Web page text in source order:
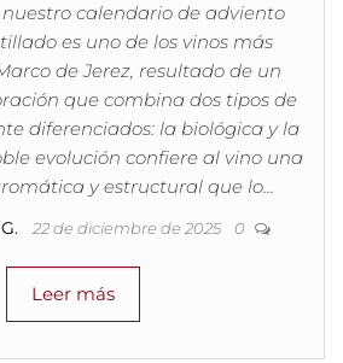
nuestro calendario de adviento
es uno de los vinos más
de Jerez, resultado de un
que combina dos tipos de
diferenciados: la biológica y la
evolución confiere al vino una
y estructural que lo…
22 de diciembre de 2025 0
Leer más